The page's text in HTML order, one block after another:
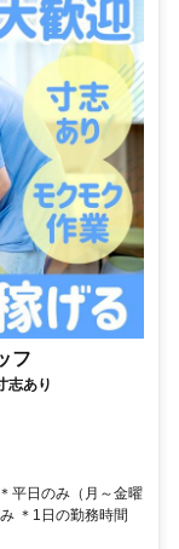
フ
志あり
平日のみ（月～金曜
＊1日の勤務時間